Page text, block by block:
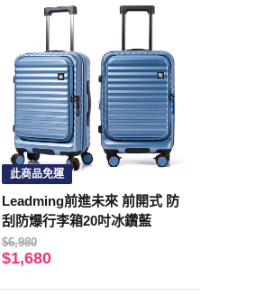
此商品免運
Leadming前進未來 前開式 防
刮防爆行李箱20吋冰鑽藍
$6,980
$1,680